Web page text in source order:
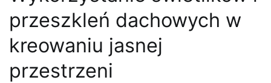
przeszkleń dachowych w
kreowaniu jasnej
przestrzeni